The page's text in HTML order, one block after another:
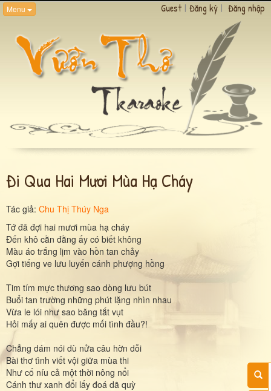
Menu Guest | Đăng ký | Đăng nhập
Đi Qua Hai Mươi Mùa Hạ Cháy
Tác giả: Chu Thị Thúy Nga
Tớ đã đợi hai mươi mùa hạ cháy
Đến khô cằn đằng ấy có biết không
Màu áo trắng lịm vào hồn tan chảy
Gợi tiếng ve lưu luyến cánh phượng hồng
Tim tím mực thương sao dòng lưu bút
Buổi tan trường những phút lặng nhìn nhau
Vừa le lói như sao băng tắt vụt
Hỏi mấy ai quên được mối tình đầu?!
Chẳng dám nói dù nửa câu hờn dỗi
Bài thơ tình viết vội giữa mùa thi
Như cố níu cả một thời nông nổi
Cánh thư xanh đổi lấy đoá dã quỳ